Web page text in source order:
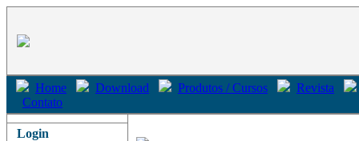
Home Download Produtos / Cursos
Revista
Contato
Login